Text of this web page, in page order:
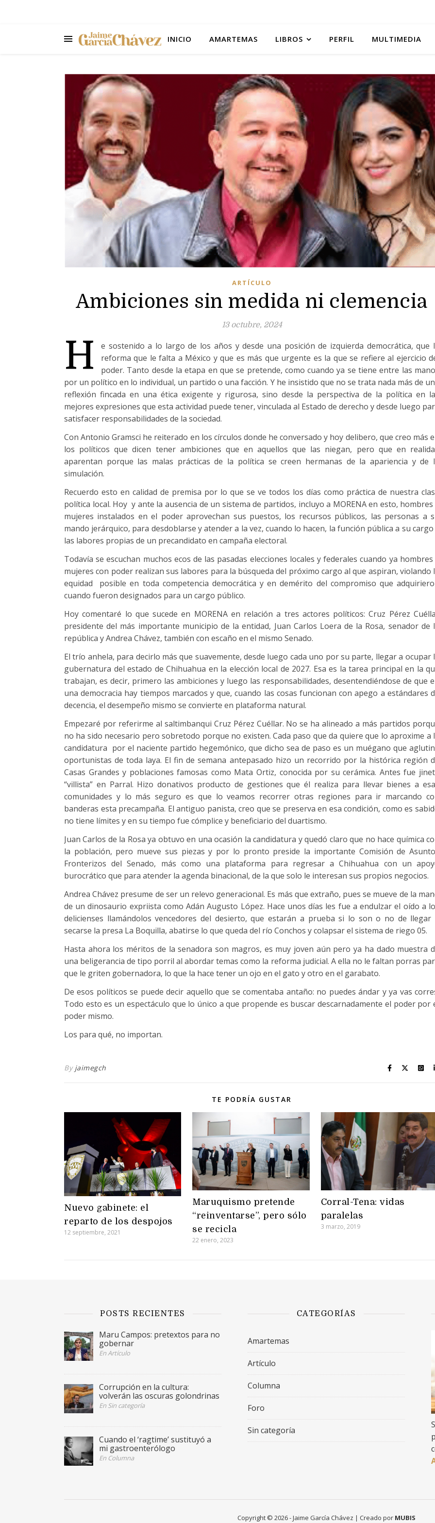
INICIO AMARTEMAS LIBROS PERFIL MULTIMEDIA
ARTÍCULO
Ambiciones sin medida ni clemencia
13 octubre, 2024
H
e sostenido a lo largo de los años y desde una posición de izquierda democrática, que
reforma que le falta a México y que es más que urgente es la que se refiere al ejercicio
poder. Tanto desde la etapa en que se pretende, como cuando ya se tiene entre las
por un político en lo individual, un partido o una facción. Y he insistido que no se trata nada más de
reflexión fincada en una ética exigente y rigurosa, sino desde la perspectiva de la política en
mejores expresiones que esta actividad puede tener, vinculada al Estado de derecho y desde luego
satisfacer responsabilidades de la sociedad.
Con Antonio Gramsci he reiterado en los círculos donde he conversado y hoy delibero, que creo más
los políticos que dicen tener ambiciones que en aquellos que las niegan, pero que en
aparentan porque las malas prácticas de la política se creen hermanas de la apariencia y de
simulación.
Recuerdo esto en calidad de premisa por lo que se ve todos los días como práctica de nuestra
política local. Hoy y ante la ausencia de un sistema de partidos, incluyo a MORENA en esto, hombres
mujeres instalados en el poder aprovechan sus puestos, los recursos públicos, las personas a
mando jerárquico, para desdoblarse y atender a la vez, cuando lo hacen, la función pública a su cargo
las labores propias de un precandidato en campaña electoral.
Todavía se escuchan muchos ecos de las pasadas elecciones locales y federales cuando ya hombres
mujeres con poder realizan sus labores para la búsqueda del próximo cargo al que aspiran, violando
equidad posible en toda competencia democrática y en demérito del compromiso que
cuando fueron designados para un cargo público.
Hoy comentaré lo que sucede en MORENA en relación a tres actores políticos: Cruz Pérez
presidente del más importante municipio de la entidad, Juan Carlos Loera de la Rosa, senador de
república y Andrea Chávez, también con escaño en el mismo Senado.
El trío anhela, para decirlo más que suavemente, desde luego cada uno por su parte, llegar a ocupar
gubernatura del estado de Chihuahua en la elección local de 2027. Esa es la tarea principal en la
trabajan, es decir, primero las ambiciones y luego las responsabilidades, desentendiéndose de que
una democracia hay tiempos marcados y que, cuando las cosas funcionan con apego a estándares
decencia, el desempeño mismo se convierte en plataforma natural.
Empezaré por referirme al saltimbanqui Cruz Pérez Cuéllar. No se ha alineado a más partidos
no ha sido necesario pero sobretodo porque no existen. Cada paso que da quiere que lo aproxime a
candidatura por el naciente partido hegemónico, que dicho sea de paso es un muégano que
oportunistas de toda laya. El fin de semana antepasado hizo un recorrido por la histórica región
Casas Grandes y poblaciones famosas como Mata Ortiz, conocida por su cerámica. Antes fue
“villista” en Parral. Hizo donativos producto de gestiones que él realiza para llevar bienes a
comunidades y lo más seguro es que lo veamos recorrer otras regiones para ir marcando
banderas esta precampaña. El antiguo panista, creo que se preserva en esa condición, como es
no tiene límites y en su tiempo fue cómplice y beneficiario del duartismo.
Juan Carlos de la Rosa ya obtuvo en una ocasión la candidatura y quedó claro que no hace química
la población, pero mueve sus piezas y por lo pronto preside la importante Comisión de
Fronterizos del Senado, más como una plataforma para regresar a Chihuahua con un
burocrático que para atender la agenda binacional, de la que solo le interesan sus propios negocios.
Andrea Chávez presume de ser un relevo generacional. Es más que extraño, pues se mueve de la
de un dinosaurio expriista como Adán Augusto López. Hace unos días les fue a endulzar el oído a
delicienses llamándolos vencedores del desierto, que estarán a prueba si lo son o no de llegar
secarse la presa La Boquilla, abatirse lo que queda del río Conchos y colapsar el sistema de riego 05.
Hasta ahora los méritos de la senadora son magros, es muy joven aún pero ya ha dado muestra
una beligerancia de tipo porril al abordar temas como la reforma judicial. A ella no le faltan porras
que le griten gobernadora, lo que la hace tener un ojo en el gato y otro en el garabato.
De esos políticos se puede decir aquello que se comentaba antaño: no puedes ándar y ya vas
Todo esto es un espectáculo que lo único a que propende es buscar descarnadamente el poder por
poder mismo.
Los para qué, no importan.
By jaimegch
TE PODRÍA GUSTAR
Nuevo gabinete: el
reparto de los despojos
12 septiembre, 2021
Maruquismo pretende
“reinventarse”, pero sólo
se recicla
22 enero, 2023
Corral-Tena: vidas
paralelas
3 marzo, 2019
POSTS RECIENTES
Maru Campos: pretextos para no
gobernar
En Artículo
Corrupción en la cultura:
volverán las oscuras golondrinas
En Sin categoría
Cuando el ‘ragtime’ sustituyó a
mi gastroenterólogo
En Columna
CATEGORÍAS
Amartemas
Artículo
Columna
Foro
Sin categoría
Copyright © 2026 - Jaime García Chávez | Creado por MUBIS